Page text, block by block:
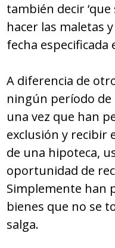
también decir ‘que
hacer las maletas
fecha especificada
A diferencia de
ningún período de
una vez que han
exclusión y recibir
de una hipoteca,
oportunidad de
Simplemente han
bienes que no se
salga.